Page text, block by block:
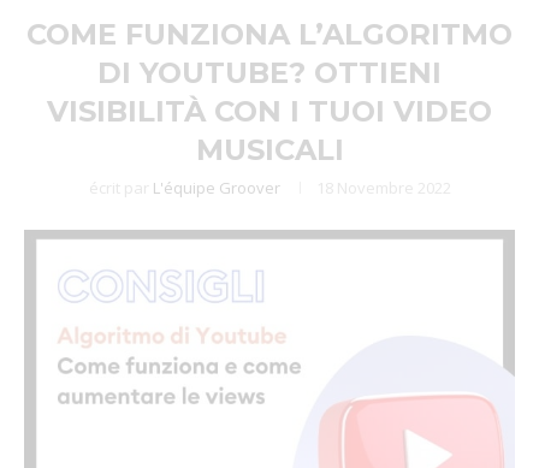
COME FUNZIONA L’ALGORITMO
DI YOUTUBE? OTTIENI
VISIBILITÀ CON I TUOI VIDEO
MUSICALI
écrit par L'équipe Groover 18 Novembre 2022